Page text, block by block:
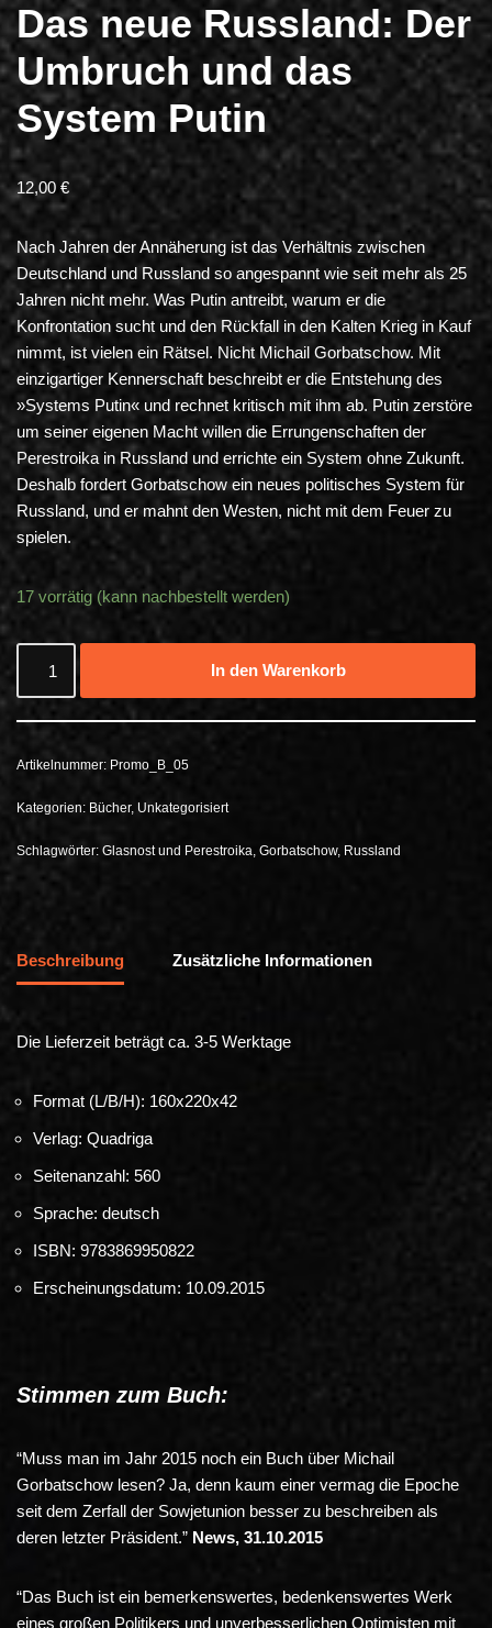
Das neue Russland: Der
Umbruch und das
System Putin
12,00 €
Nach Jahren der Annäherung ist das Verhältnis zwischen
Deutschland und Russland so angespannt wie seit mehr als 25
Jahren nicht mehr. Was Putin antreibt, warum er die
Konfrontation sucht und den Rückfall in den Kalten Krieg in Kauf
nimmt, ist vielen ein Rätsel. Nicht Michail Gorbatschow. Mit
einzigartiger Kennerschaft beschreibt er die Entstehung des
»Systems Putin« und rechnet kritisch mit ihm ab. Putin zerstöre
um seiner eigenen Macht willen die Errungenschaften der
Perestroika in Russland und errichte ein System ohne Zukunft.
Deshalb fordert Gorbatschow ein neues politisches System für
Russland, und er mahnt den Westen, nicht mit dem Feuer zu
spielen.
17 vorrätig (kann nachbestellt werden)
In den Warenkorb
Artikelnummer: Promo_B_05
Kategorien: Bücher, Unkategorisiert
Schlagwörter: Glasnost und Perestroika, Gorbatschow, Russland
Beschreibung Zusätzliche Informationen
Die Lieferzeit beträgt ca. 3-5 Werktage
Format (L/B/H): 160x220x42
Verlag: Quadriga
Seitenanzahl: 560
Sprache: deutsch
ISBN: 9783869950822
Erscheinungsdatum: 10.09.2015
Stimmen zum Buch:
“Muss man im Jahr 2015 noch ein Buch über Michail
Gorbatschow lesen? Ja, denn kaum einer vermag die Epoche
seit dem Zerfall der Sowjetunion besser zu beschreiben als
deren letzter Präsident.” News, 31.10.2015
“Das Buch ist ein bemerkenswertes, bedenkenswertes Werk
eines großen Politikers und unverbesserlichen Optimisten mit